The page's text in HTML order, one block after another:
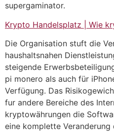
supergaminator.
Krypto Handelsplatz | Wie
Die Organisation stuft die
haushaltsnahen
steigende
pi monero als auch für
Verfügung. Das
fur andere Bereiche des
kryptowährungen die
eine komplette Veranderung